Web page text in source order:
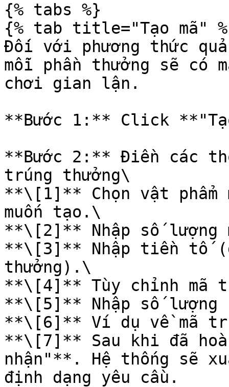
{% tabs %}
{% tab title="Tạo mã"
Đối với phương thức
mỗi phần thưởng sẽ
chơi gian lận.
**Bước 1:** Click
**Bước 2:** Điền các
trúng thưởng\
**\[1]** Chọn vật phẩm
muốn tạo.\
**\[2]** Nhập số lượng
**\[3]** Nhập tiền tố
thưởng).\
**\[4]** Tùy chỉnh mã
**\[5]** Nhập số lượng
**\[6]** Ví dụ về mã
**\[7]** Sau khi đã
nhận"**. Hệ thống sẽ
định dạng yêu cầu.